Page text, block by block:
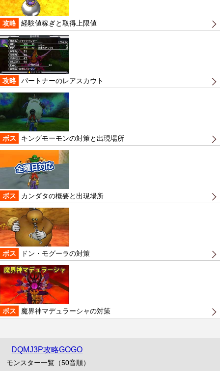
攻略 経験値稼ぎと取得上限値
攻略 パートナーのレアスカウト
ボス キングモーモンの対策と出現場所
ボス カンダタの概要と出現場所
ボス ドン・モグーラの対策
ボス 魔界神マデュラーシャの対策
DQMJ3P攻略GOGO
モンスター一覧（50音順）